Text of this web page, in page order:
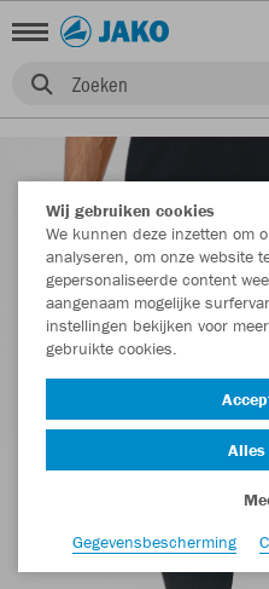
Zoeken
Wij gebruiken cookies
We kunnen deze inzetten om
analyseren, om onze website
gepersonaliseerde content
aangenaam mogelijke
instellingen bekijken voor
gebruikte cookies.
Alles
Gegevensbescherming